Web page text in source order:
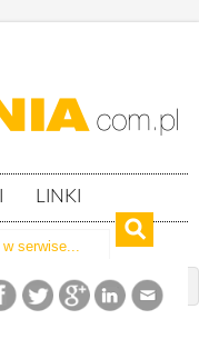
LINKI
woj. pomorskie